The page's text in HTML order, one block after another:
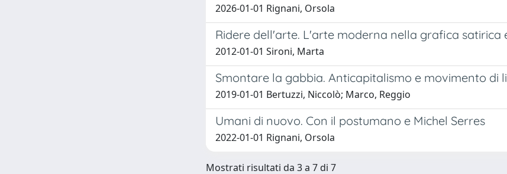
2026-01-01 Rignani, Orsola
Ridere dell'arte. L'arte moderna nella grafica
2012-01-01 Sironi, Marta
Smontare la gabbia. Anticapitalismo e movimento di
2019-01-01 Bertuzzi, Niccolò; Marco, Reggio
Umani di nuovo. Con il postumano e Michel Serres
2022-01-01 Rignani, Orsola
Mostrati risultati da 3 a 7 di 7